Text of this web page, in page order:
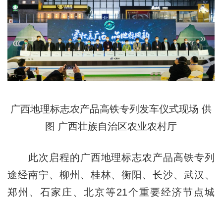
广西地理标志农产品高铁专列发车仪式现场 供
图 广西壮族自治区农业农村厅
此次启程的广西地理标志农产品高铁专列
途经南宁、柳州、桂林、衡阳、长沙、武汉、
郑州、石家庄、北京等21个重要经济节点城